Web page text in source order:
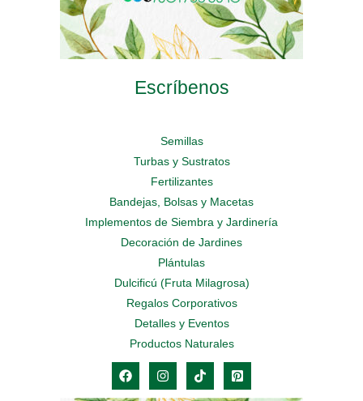
Escríbenos
Semillas
Turbas y Sustratos
Fertilizantes
Bandejas, Bolsas y Macetas
Implementos de Siembra y Jardinería
Decoración de Jardines
Plántulas
Dulcificú (Fruta Milagrosa)
Regalos Corporativos
Detalles y Eventos
Productos Naturales